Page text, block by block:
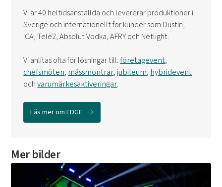
Vi är 40 heltidsanställda och levererar produktioner i
Sverige och internationellt för kunder som Dustin,
ICA, Tele2, Absolut Vodka, AFRY och Netlight.
Vi anlitas ofta för lösningar till:företagevent,
chefsmöten, mässmontrar,jubileum, hybridevent
ochvarumärkesaktiveringar.
Läs mer om EDGE
Mer bilder